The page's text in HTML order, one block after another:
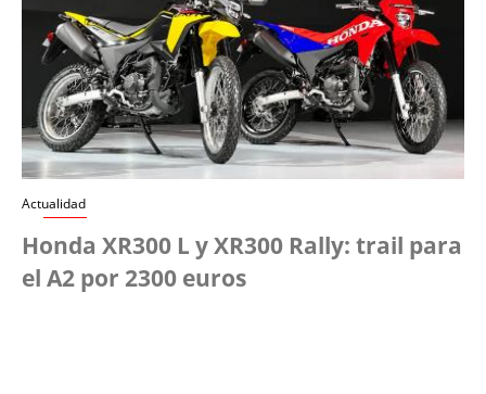
Actualidad
Honda XR300 L y XR300 Rally: trail para
el A2 por 2300 euros